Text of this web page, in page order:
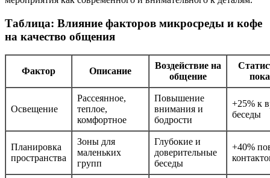
Таблица: Влияние факторов микросреды и кофе
на качество общения
Фактор Описание
Воздействие на
общение
Освещение
Рассеянное,
теплое,
комфортное
Повышение
внимания и
бодрости
+25% к
беседы
Планировка
пространства
Зоны для
маленьких
групп
Глубокие и
доверительные
беседы
+40%